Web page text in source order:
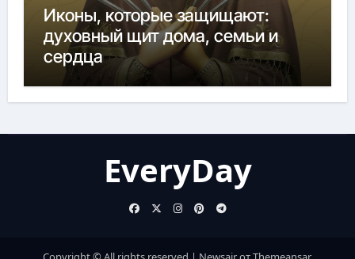
Иконы, которые защищают:
духовный щит дома, семьи и
сердца
EveryDay